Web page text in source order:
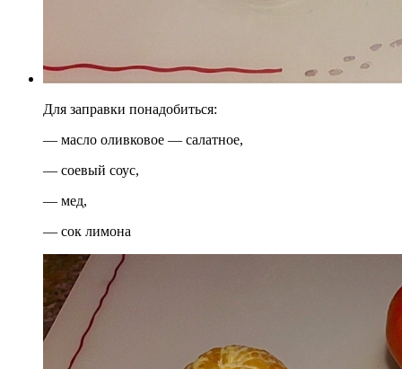
Для заправки понадобиться:
— масло оливковое — салатное,
— соевый соус,
— мед,
— сок лимона